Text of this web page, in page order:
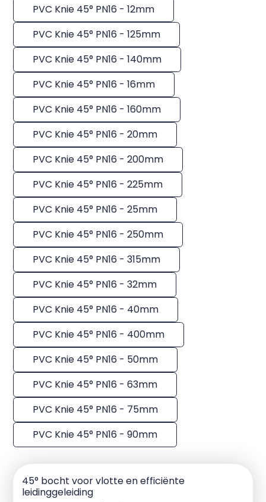
PVC Knie 45° PN16 - 12mm
PVC Knie 45° PN16 - 125mm
PVC Knie 45° PN16 - 140mm
PVC Knie 45° PN16 - 16mm
PVC Knie 45° PN16 - 160mm
PVC Knie 45° PN16 - 20mm
PVC Knie 45° PN16 - 200mm
PVC Knie 45° PN16 - 225mm
PVC Knie 45° PN16 - 25mm
PVC Knie 45° PN16 - 250mm
PVC Knie 45° PN16 - 315mm
PVC Knie 45° PN16 - 32mm
PVC Knie 45° PN16 - 40mm
PVC Knie 45° PN16 - 400mm
PVC Knie 45° PN16 - 50mm
PVC Knie 45° PN16 - 63mm
PVC Knie 45° PN16 - 75mm
PVC Knie 45° PN16 - 90mm
45° bocht voor vlotte en efficiënte
leidinggeleiding